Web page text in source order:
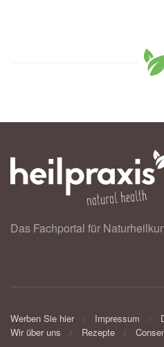
Das Fachportal für
Werben Sie hier Impressum
Wir über uns
Rezepte